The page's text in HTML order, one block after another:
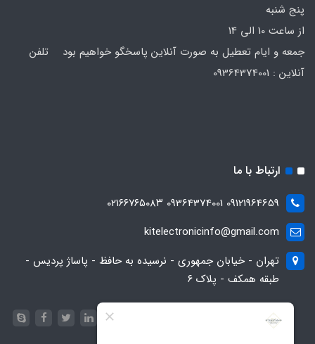
پنج شنبه
از ساعت 10 الی 14
جمعه و ایام تعطیل به صورت آنلاین پاسخگو خواهیم بود تلفن
ارتباط با ما
09121964659 09364374001 ۰۲۱۶۶۷۶۵۰۸۳
kitelectronicinfo@gmail.com
تهران - خیابان جمهوری - نرسیده به حافظ - پاساژ پردیس -
طبقه همکف - پلاک ۶